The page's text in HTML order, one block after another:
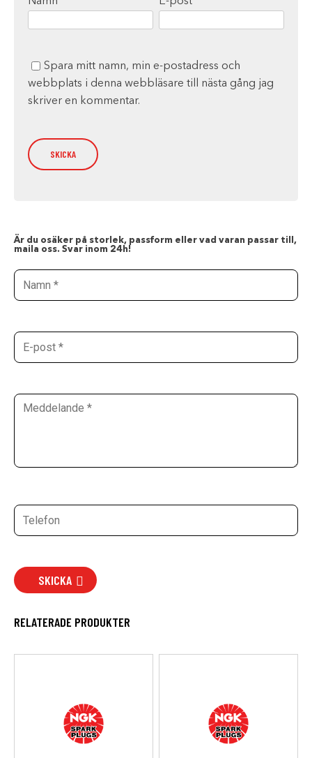
Spara mitt namn, min e-postadress och
webbplats i denna webbläsare till nästa gång jag
skriver en kommentar.
Är du osäker på storlek, passform eller vad varan passar till,
maila oss. Svar inom 24h!
SKICKA
RELATERADE PRODUKTER